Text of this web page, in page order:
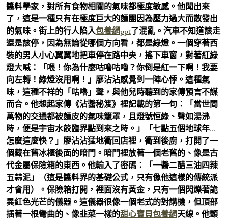
醬料學家，對所有食物相關的氣味都極度敏感。他聞出來
了，這是一種只有在極度巨大的麵團因為壓力過大而散發出
的氣味。街上的行人陷入包養網ppt了混亂。汽車不知道該走
還是該停，因為無論從哪個方向看，都是綠燈。一個穿著西
裝的男人小心翼翼地把車停在路中央，搖下車窗，對著紅綠
燈大喊：「喂！你為什麼咕嚕咕嚕？你倒是紅一下啊！我要
向左轉！綠燈沒用啊！」廖沾沾感覺到一陣心悸。這種氣
味，這種不祥的「咕嚕」聲，與他兒時聽到的家傳預言不謀
而合。他想起家傳《沾醬秘笈》裡記載的第一句：「當世間
萬物的交通都被麵皮的氣味籠罩，且燈號恒綠、聲如湯沸
時，便是宇宙水餃臨界點到來之時。」「七點五個地球年…
怎麼這麼快？」廖沾沾猛地衝回店裡，衝到後廚，打開了一
個藏在舊冰櫃後面的暗門。暗門裡放著一個老舊的、像是古
代金屬保險箱的東西。他輸入了密碼：「一醬二醋三油四辣
五蒜泥」（這是醬料界的基礎公式，只有像他這樣的傳統派
才會用）。保險箱打開，裡面沒有黃金，只有一個閃爍著詭
異紅色光芒的儀器。這儀器很像一個老式的對講機，但頂部
插著一根彎曲的、像韭菜一樣的甜心寶貝包養網天線。他顫